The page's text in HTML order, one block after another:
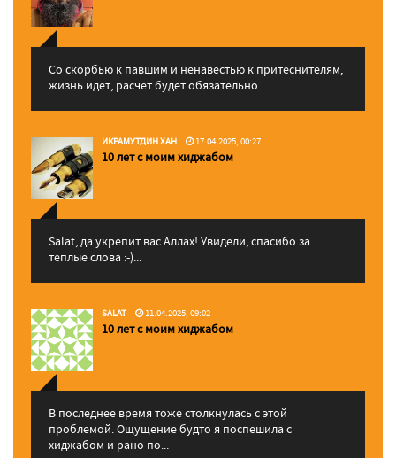
Со скорбью к павшим и ненавестью к притеснителям,
жизнь идет, расчет будет обязательно. ...
ИКРАМУТДИН ХАН 17.04.2025, 00:27
10 лет с моим хиджабом
Salat, да укрепит вас Аллаx! Увидели, спасибо за
теплые слова :-)...
SALAT 11.04.2025, 09:02
10 лет с моим хиджабом
В последнее время тоже столкнулась с этой
проблемой. Ощущение будто я поспешила с
хиджабом и рано по...